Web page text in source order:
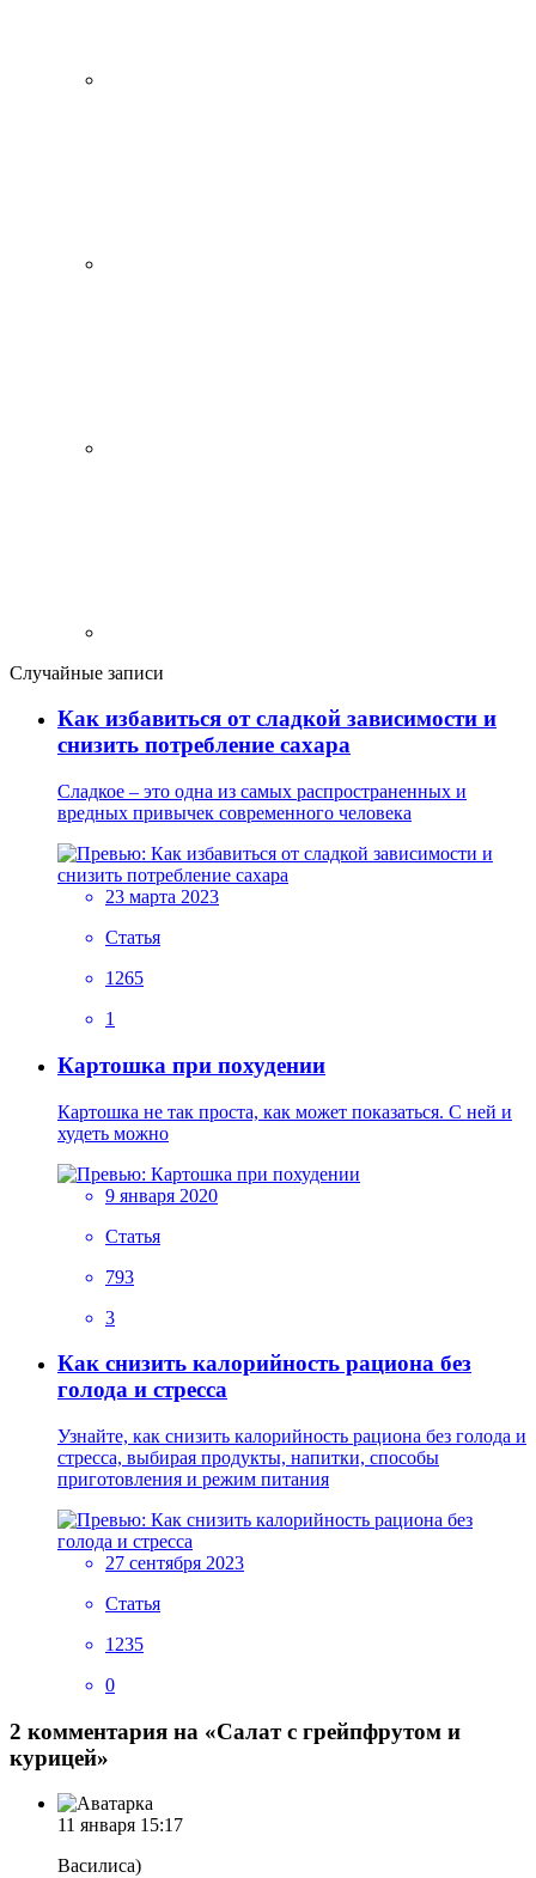
Случайные записи
Как избавиться от сладкой зависимости и
снизить потребление сахара
Сладкое – это одна из самых распространенных и
вредных привычек современного человека
23 марта 2023
Статья
1265
1
Картошка при похудении
Картошка не так проста, как может показаться. С ней и
худеть можно
9 января 2020
Статья
793
3
Как снизить калорийность рациона без
голода и стресса
Узнайте, как снизить калорийность рациона без голода и
стресса, выбирая продукты, напитки, способы
приготовления и режим питания
27 сентября 2023
Статья
1235
0
2 комментария на «Салат с грейпфрутом и
курицей»
11 января 15:17
Василиса)